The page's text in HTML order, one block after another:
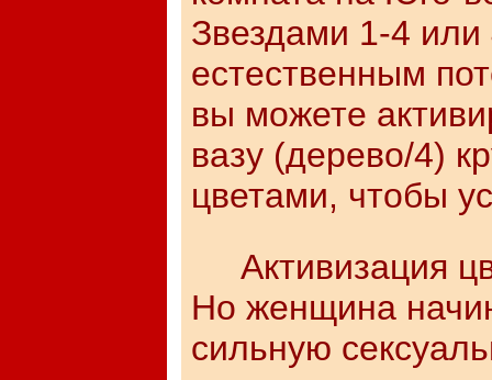
Звездами 1-4 или
естественным
вы можете
вазу (дерево/4)
цветами, чтобы
Активизация
Но женщина
сильную